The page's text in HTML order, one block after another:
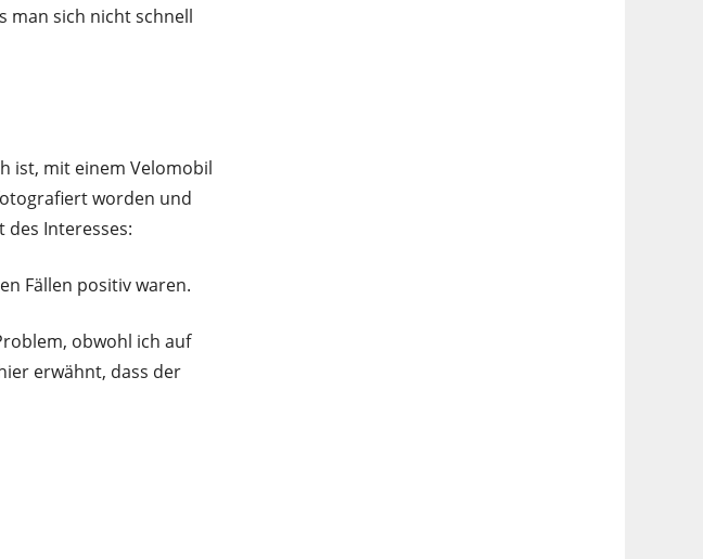
man sich nicht schnell
ist, mit einem Velomobil
worden und
des Interesses:
Fällen positiv waren.
obwohl ich auf
erwähnt, dass der